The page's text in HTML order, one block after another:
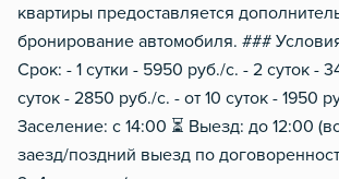
квартиры предоставляется
бронирование автомобиля. ###
Срок: - 1 сутки - 5950 руб./с. - 2 суток -
суток - 2850 руб./с. - от 10 суток - 1950
Заселение: с 14:00 ⏳ Выезд: до 12:00
заезд/поздний выезд по